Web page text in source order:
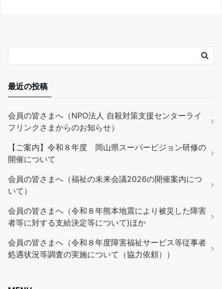
最近の投稿
会員の皆さまへ（NPO法人 自殺対策支援センターライ
フリンクさまからのお知らせ）
【ご案内】令和８年度 岡山県スーパービジョン研修の
開催について
会員の皆さまへ（福祉の未来会議2026の開催案内につ
いて）
会員の皆さまへ（令和８年熊本地震により被災した障害
者等に対する支給決定等について)ほか
会員の皆さまへ（令和８年度障害福祉サービス等従事者
処遇状況等調査の実施について（協力依頼））